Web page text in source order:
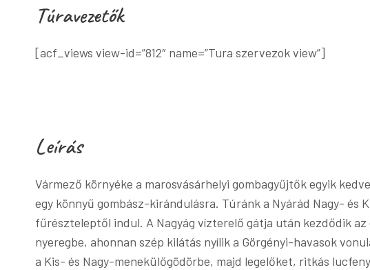
Túravezetők
[acf_views view-id=”812″ name=”Tura szervezok view”]
Leírás
Vármező környéke a marosvásárhelyi gombagyűjtők egyik
egy könnyű gombász-kirándulásra. Túránk a Nyárád Nagy- és
fűrészteleptől indul. A Nagyág vízterelő gátja után kezdődik
nyeregbe, ahonnan szép kilátás nyílik a Görgényi-havasok
a Kis- és Nagy-menekülőgödörbe, majd legelőket, ritkás